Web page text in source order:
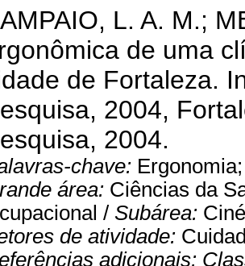
L. A. M.;
de uma
de Fortaleza.
2004,
2004.
chave:
área: Ciências da
/ Subárea:
de atividade:
adicionais: